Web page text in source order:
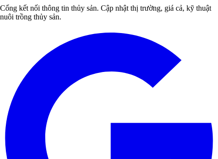
Cổng kết nối thông tin thủy sản. Cập nhật thị trường, giá cả, kỹ thuật
nuôi trồng thủy sản.